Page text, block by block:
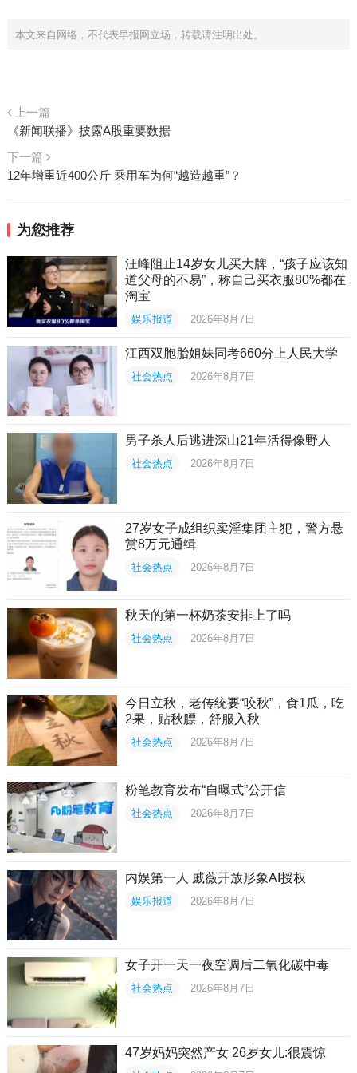
本文来自网络，不代表早报网立场，转载请注明出处。
上一篇
《新闻联播》披露A股重要数据
下一篇
12年增重近400公斤 乘用车为何“越造越重”？
为您推荐
汪峰阻止14岁女儿买大牌，“孩子应该知
道父母的不易”，称自己买衣服80%都在
淘宝
娱乐报道 2026年8月7日
江西双胞胎姐妹同考660分上人民大学
社会热点 2026年8月7日
男子杀人后逃进深山21年活得像野人
社会热点 2026年8月7日
27岁女子成组织卖淫集团主犯，警方悬
赏8万元通缉
社会热点 2026年8月7日
秋天的第一杯奶茶安排上了吗
社会热点 2026年8月7日
今日立秋，老传统要“咬秋”，食1瓜，吃
2果，贴秋膘，舒服入秋
社会热点 2026年8月7日
粉笔教育发布“自曝式”公开信
社会热点 2026年8月7日
内娱第一人 戚薇开放形象AI授权
娱乐报道 2026年8月7日
女子开一天一夜空调后二氧化碳中毒
社会热点 2026年8月7日
47岁妈妈突然产女 26岁女儿:很震惊